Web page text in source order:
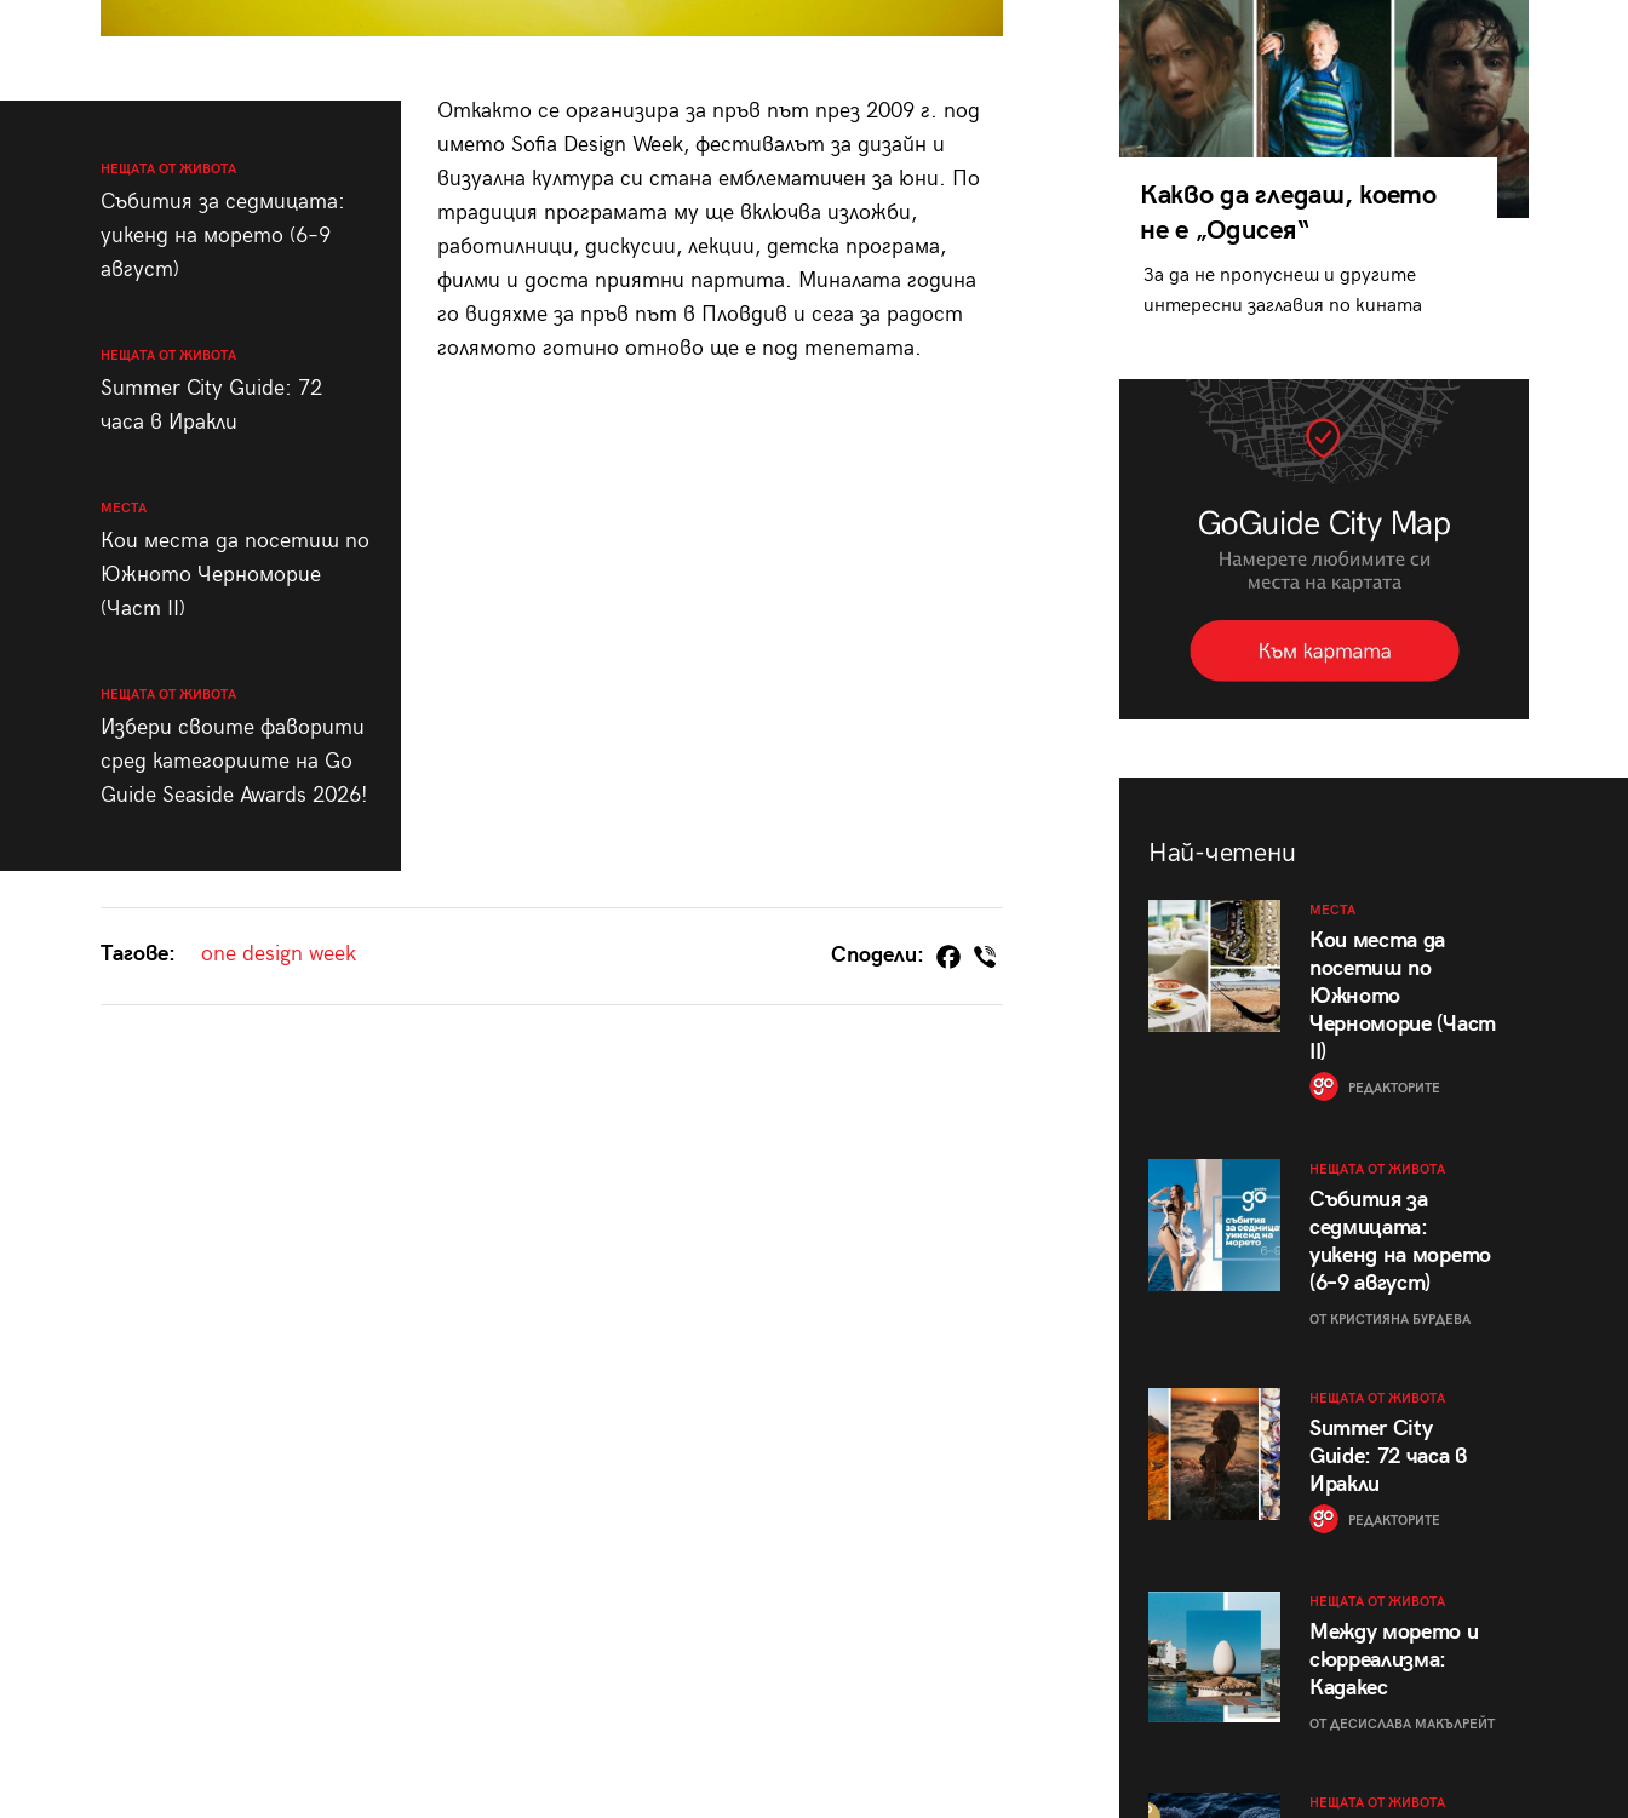
НЕЩАТА ОТ ЖИВОТА
Събития за седмицата:
уикенд на морето (6–9
август)
НЕЩАТА ОТ ЖИВОТА
Summer City Guide: 72
часа в Иракли
МЕСТА
Кои места да посетиш по
Южното Черноморие
(Част II)
НЕЩАТА ОТ ЖИВОТА
Избери своите фаворити
сред категориите на Go
Guide Seaside Awards 2026!
Откакто се организира за пръв път през 2009 г. под
името Sofia Design Week, фестивалът за дизайн и
визуална култура си стана емблематичен за юни. По
традиция програмата му ще включва изложби,
работилници, дискусии, лекции, детска програма,
филми и доста приятни партита. Миналата година
го видяхме за пръв път в Пловдив и сега за радост
голямото готино отново ще е под тепетата.
Тагове: one design week Сподели:
Какво да гледаш, което
не е „Одисея“
За да не пропуснеш и другите
интересни заглавия по кината
Най-четени
МЕСТА
Кои места да
посетиш по
Южното
Черноморие (Част
II)
РЕДАКТОРИТЕ
НЕЩАТА ОТ ЖИВОТА
Събития за
седмицата:
уикенд на морето
(6–9 август)
ОТ КРИСТИЯНА БУРДЕВА
НЕЩАТА ОТ ЖИВОТА
Summer City
Guide: 72 часа в
Иракли
РЕДАКТОРИТЕ
НЕЩАТА ОТ ЖИВОТА
Между морето и
сюрреализма:
Кадакес
ОТ ДЕСИСЛАВА МАКЪЛРЕЙТ
НЕЩАТА ОТ ЖИВОТА